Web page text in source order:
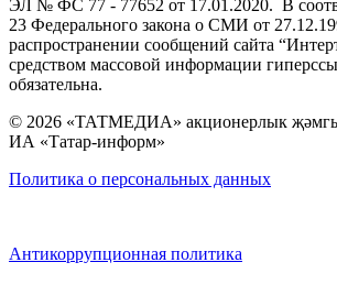
ЭЛ № ФС 77 - 77652 от 17.01.2020. В
23 Федерального закона о СМИ от
распространении сообщений сайта
средством массовой информации
обязательна.
© 2026 «ТАТМЕДИА» акционерлык
ИА «Татар-информ»
Политика о персональных данных
Антикоррупционная политика